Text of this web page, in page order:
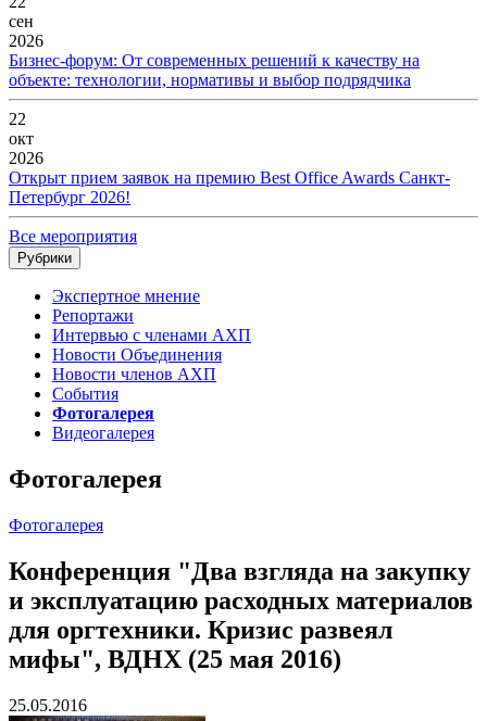
сен
2026
Бизнес-форум: От современных решений к качеству на
объекте: технологии, нормативы и выбор подрядчика
22
окт
2026
Открыт прием заявок на премию Best Office Awards Санкт-
Петербург 2026!
Все мероприятия
Рубрики
Экспертное мнение
Репортажи
Интервью с членами АХП
Новости Объединения
Новости членов АХП
События
Фотогалерея
Видеогалерея
Фотогалерея
Фотогалерея
Конференция "Два взгляда на закупку
и эксплуатацию расходных материалов
для оргтехники. Кризис развеял
мифы", ВДНХ (25 мая 2016)
25.05.2016